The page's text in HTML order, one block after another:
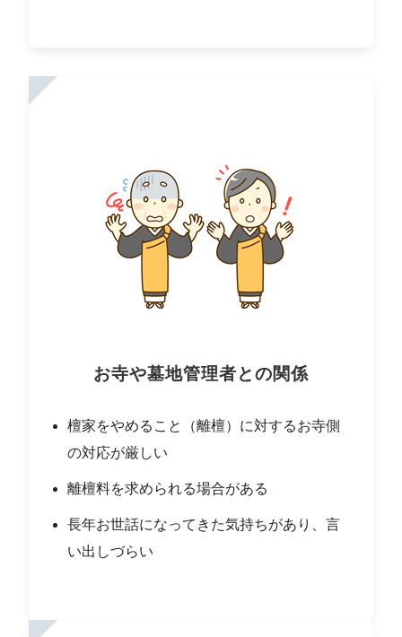
お寺や墓地管理者との関係
檀家をやめること（離檀）に対するお寺側
の対応が厳しい
離檀料を求められる場合がある
長年お世話になってきた気持ちがあり、言
い出しづらい